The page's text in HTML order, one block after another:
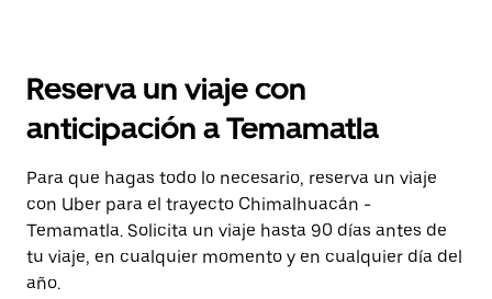
el
y
selecciona
una
fecha.
Presiona
la
tecla Esc
para
cerrar
Reserva un viaje con
anticipación a Temamatla
Para que hagas todo lo necesario, reserva un viaje
con Uber para el trayecto Chimalhuacán -
Temamatla. Solicita un viaje hasta 90 días antes de
tu viaje, en cualquier momento y en cualquier día del
año.